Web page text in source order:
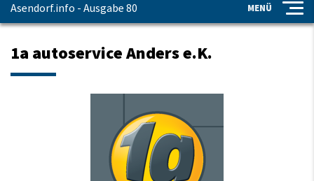
Asendorf.info - Ausgabe 80 MENÜ
1a autoservice Anders e.K.